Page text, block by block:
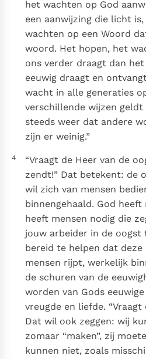
het wachten op God
een aanwijzing die licht
wachten op een Woord
woord. Het hopen, het
ons verder draagt dan
eeuwig draagt en
wacht in alle generaties
verschillende wijzen
steeds weer dat andere
zijn er weinig.”
4
“Vraagt de Heer van de
zendt!” Dat betekent: de
wil zich van mensen
binnengehaald. God heeft
heeft mensen nodig die
jouw arbeider in de oogst
bereid te helpen dat deze
mensen rijpt, werkelijk
de schuren van de
worden van Gods
vreugde en liefde.
Dat wil ook zeggen: wij
zomaar “maken”, zij
kunnen niet, zoals